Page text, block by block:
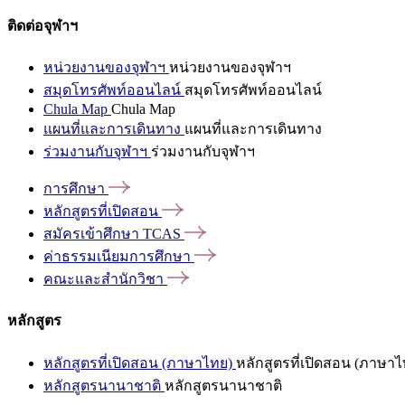
ติดต่อจุฬาฯ
หน่วยงานของจุฬาฯ หน่วยงานของจุฬาฯ
สมุดโทรศัพท์ออนไลน์ สมุดโทรศัพท์ออนไลน์
Chula Map Chula Map
แผนที่และการเดินทาง แผนที่และการเดินทาง
ร่วมงานกับจุฬาฯ ร่วมงานกับจุฬาฯ
การศึกษา
หลักสูตรที่เปิดสอน
สมัครเข้าศึกษา TCAS
ค่าธรรมเนียมการศึกษา
คณะและสำนักวิชา
หลักสูตร
หลักสูตรที่เปิดสอน (ภาษาไทย) หลักสูตรที่เปิดสอน (ภาษาไ
หลักสูตรนานาชาติ หลักสูตรนานาชาติ